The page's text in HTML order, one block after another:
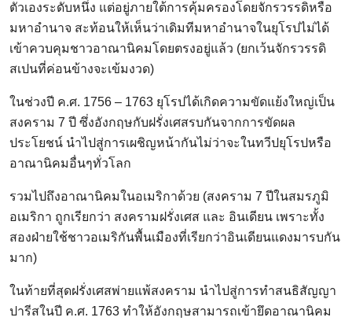
ตัวเองระดับหนึ่ง แต่อยู่ภายใต้การคุ้มครองโดยจักรวรรดิหรือ
มหาอำนาจ สะท้อนให้เห็นว่าเดิมทีมหาอำนาจในยุโรปไม่ได้
เข้าควบคุมชาวอาณานิคมโดยตรงอยู่แล้ว (ยกเว้นจักรวรรดิ
สเปนที่ค่อนข้างจะเข้มงวด)
ในช่วงปี ค.ศ. 1756 – 1763 ยุโรปได้เกิดความขัดแย้งใหญ่เป็น
สงคราม 7 ปี ซึ่งอังกฤษกับฝรั่งเศสรบกันจากการขัดผล
ประโยชน์ นำไปสู่การเผชิญหน้ากันไม่ว่าจะในทวีปยุโรปหรือ
อาณานิคมอื่นๆทั่วโลก
รวมไปถึงอาณานิคมในอเมริกาด้วย (สงคราม 7 ปีในสมรภูมิ
อเมริกา ถูกเรียกว่า สงครามฝรั่งเศส และ อินเดียน เพราะทั้ง
สองฝ่ายใช้ชาวอเมริกันพื้นเมืองที่เรียกว่าอินเดียนแดงมารบกัน
มาก)
ในท้ายที่สุดฝรั่งเศสพ่ายแพ้สงคราม นำไปสู่การทำสนธิสัญญา
ปารีสในปี ค.ศ. 1763 ทำให้อังกฤษสามารถเข้ายึดอาณานิคม